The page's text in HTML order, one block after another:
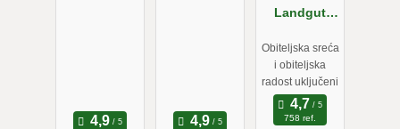
Landgut
Obiteljska sreća
i obiteljska
radost uključeni
758 ref.